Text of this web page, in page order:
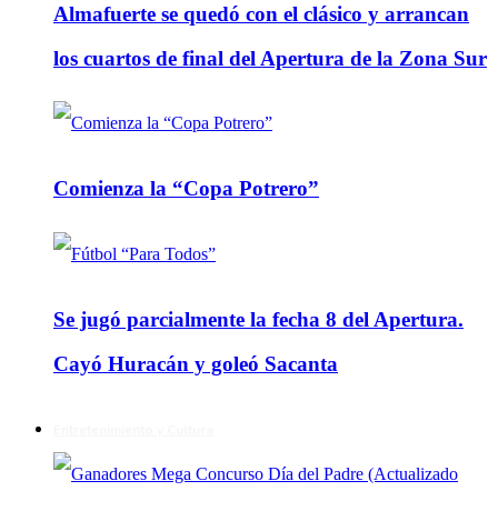
Almafuerte se quedó con el clásico y arrancan
los cuartos de final del Apertura de la Zona Sur
Comienza la “Copa Potrero”
Se jugó parcialmente la fecha 8 del Apertura.
Cayó Huracán y goleó Sacanta